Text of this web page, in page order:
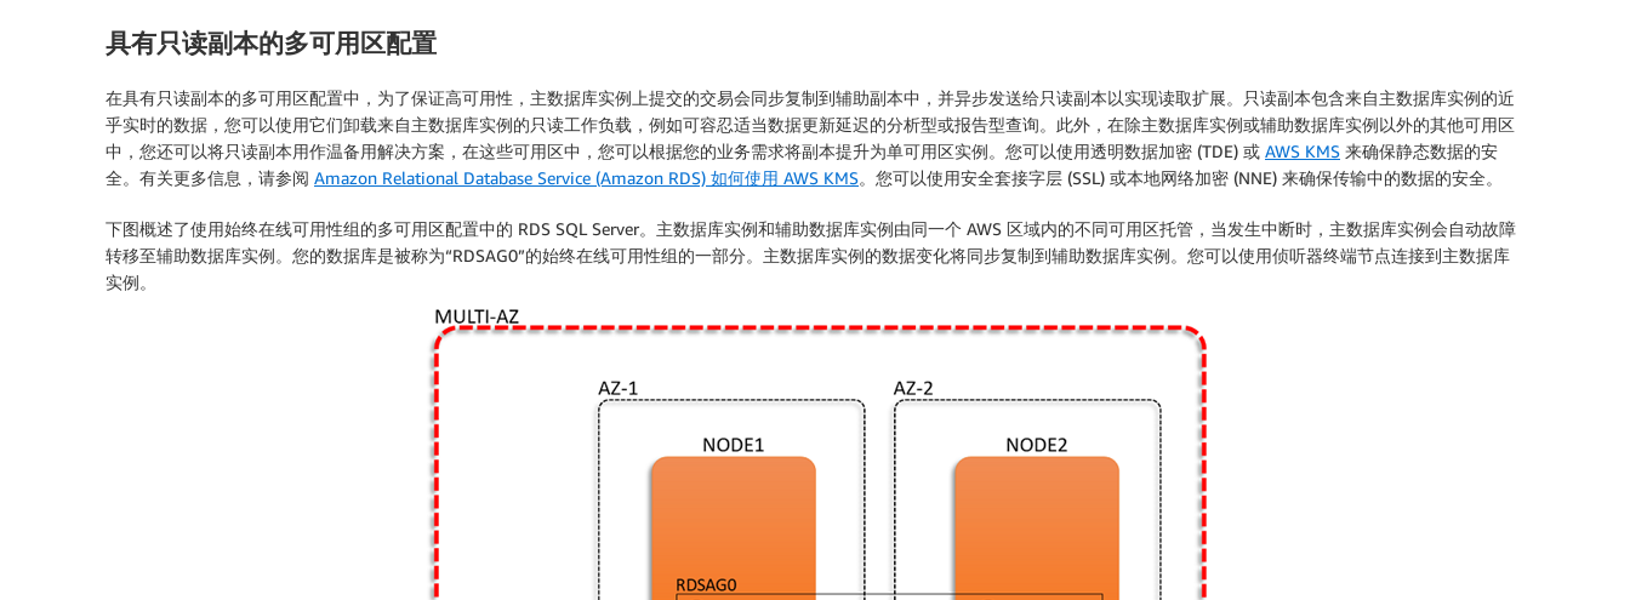
具有只读副本的多可用区配置
在具有只读副本的多可用区配置中，为了保证高可用性，主数据库实例上提交的交易会同步复制到辅助副本中，并异步发送给只读副本以实现读取扩展。只读副本包含来自主数据库实例的近
乎实时的数据，您可以使用它们卸载来自主数据库实例的只读工作负载，例如可容忍适当数据更新延迟的分析型或报告型查询。此外，在除主数据库实例或辅助数据库实例以外的其他可用区
中，您还可以将只读副本用作温备用解决方案，在这些可用区中，您可以根据您的业务需求将副本提升为单可用区实例。您可以使用透明数据加密 (TDE) 或 AWS KMS 来确保静态数据的安
全。有关更多信息，请参阅 Amazon Relational Database Service (Amazon RDS) 如何使用 AWS KMS。您可以使用安全套接字层 (SSL) 或本地网络加密 (NNE) 来确保传输中的数据的安全。
下图概述了使用始终在线可用性组的多可用区配置中的 RDS SQL Server。主数据库实例和辅助数据库实例由同一个 AWS 区域内的不同可用区托管，当发生中断时，主数据库实例会自动故障
转移至辅助数据库实例。您的数据库是被称为“RDSAG0”的始终在线可用性组的一部分。主数据库实例的数据变化将同步复制到辅助数据库实例。您可以使用侦听器终端节点连接到主数据库
实例。